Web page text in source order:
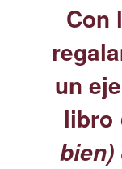
Con
un
libro
bien)